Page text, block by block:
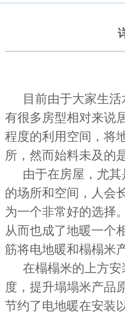
目前由于大家生活
有很多房型相对来说
程度的利用空间，将
所，然而始料未及的
由于在房屋，尤其
的场所和空间，人会
为一个非常好的选择
从而也成了地暖一个
筋将电地暖和榻榻米
在榻榻米的上方安
度，提升塌塌米产品
节约了电地暖在安装